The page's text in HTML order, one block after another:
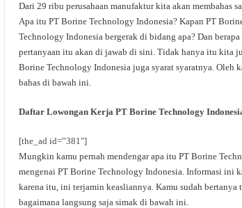
Dari 29 ribu perusahaan manufaktur kita akan membahas
Apa itu PT Borine Technology Indonesia? Kapan PT
Technology Indonesia bergerak di bidang apa? Dan
pertanyaan itu akan di jawab di sini. Tidak hanya itu kita
Borine Technology Indonesia juga syarat syaratnya. Oleh
bahas di bawah ini.
Daftar Lowongan Kerja PT Borine Technology
[the_ad id=”381″]
Mungkin kamu pernah mendengar apa itu PT Borine
mengenai PT Borine Technology Indonesia. Informasi ini
karena itu, ini terjamin keasliannya. Kamu sudah
bagaimana langsung saja simak di bawah ini.